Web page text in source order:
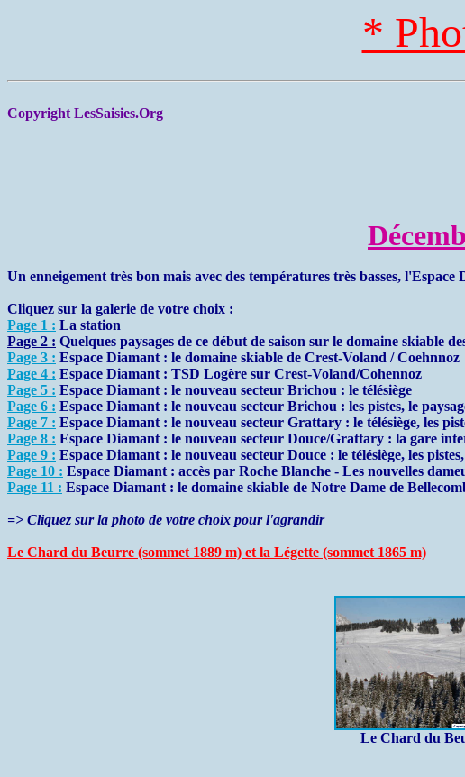
*
Copyright LesSaisies.Org
Un enneigement très bon mais avec des températures très basses,
Cliquez sur la galerie de votre choix :
Page 1 : La station
Page 2 : Quelques paysages de ce début de saison sur le domaine skiable
Page 3 : Espace Diamant : le domaine skiable de Crest-Voland / Coehnnoz
Page 4 : Espace Diamant : TSD Logère sur Crest-Voland/Cohennoz
Page 5 : Espace Diamant : le nouveau secteur Brichou : le télésiège
Page 6 : Espace Diamant : le nouveau secteur Brichou : les pistes, le
Page 7 : Espace Diamant : le nouveau secteur Grattary : le télésiège, les
Page 8 : Espace Diamant : le nouveau secteur Douce/Grattary : la gare
Page 9 : Espace Diamant : le nouveau secteur Douce : le télésiège, les
Page 10 : Espace Diamant : accès par Roche Blanche - Les nouvelles
Page 11 : Espace Diamant : le domaine skiable de Notre Dame de
=> Cliquez sur la photo de votre choix pour l'agrandir
Le Chard du Beurre (sommet 1889 m) et la Légette (sommet 1865 m)
Le Chard du